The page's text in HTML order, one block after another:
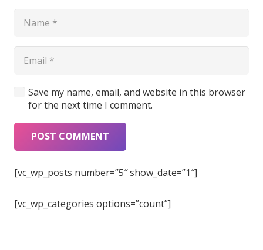
Save my name, email, and website in this browser
for the next time I comment.
POST COMMENT
[vc_wp_posts number=”5″ show_date=”1″]
[vc_wp_categories options=”count”]